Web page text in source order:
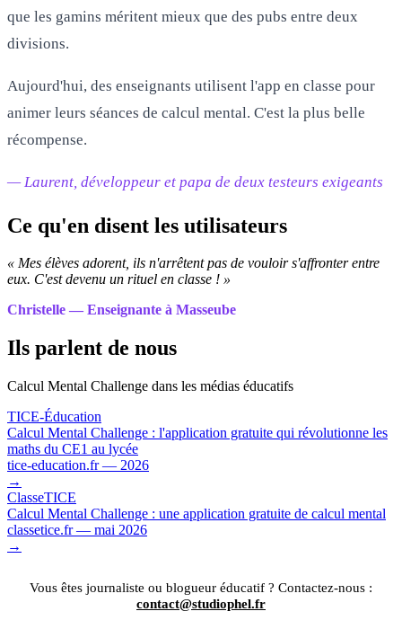
que les gamins méritent mieux que des pubs entre deux
divisions.
Aujourd'hui, des enseignants utilisent l'app en classe pour
animer leurs séances de calcul mental. C'est la plus belle
récompense.
— Laurent, développeur et papa de deux testeurs exigeants
Ce qu'en disent les utilisateurs
« Mes élèves adorent, ils n'arrêtent pas de vouloir s'affronter entre
eux. C'est devenu un rituel en classe ! »
Christelle — Enseignante à Masseube
Ils parlent de nous
Calcul Mental Challenge dans les médias éducatifs
TICE-Éducation
Calcul Mental Challenge : l'application gratuite qui révolutionne les
maths du CE1 au lycée
tice-education.fr — 2026
→
ClasseTICE
Calcul Mental Challenge : une application gratuite de calcul mental
classetice.fr — mai 2026
→
Vous êtes journaliste ou blogueur éducatif ? Contactez-nous :
contact@studiophel.fr